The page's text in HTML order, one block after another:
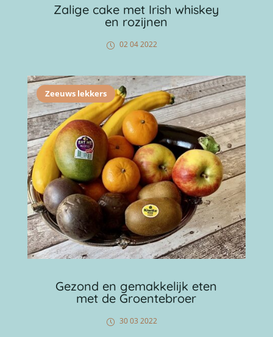
Zalige cake met Irish whiskey
en rozijnen
02 04 2022
Zeeuws lekkers
Gezond en gemakkelijk eten
met de Groentebroer
30 03 2022